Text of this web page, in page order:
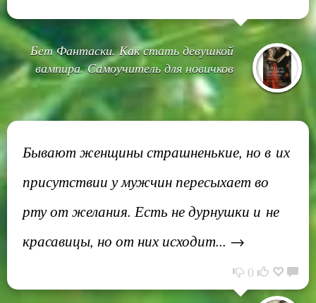
Бет Фантаски. Как стать девушкой
вампира. Самоучитель для новичков
Бывают женщины страшненькие, но в их
присутствии у мужчин пересыхает во
рту от желания. Есть не дурнушки и не
красавицы, но от них исходит... →
0